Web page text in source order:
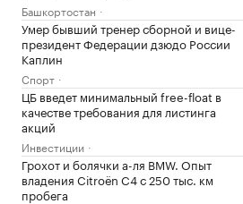
Башкортостан
Умер бывший тренер сборной и вице-
президент Федерации дзюдо России
Каплин
Спорт
ЦБ введет минимальный free-float в
качестве требования для листинга
акций
Инвестиции
Грохот и болячки а-ля BMW. Опыт
владения Citroёn C4 с 250 тыс. км
пробега